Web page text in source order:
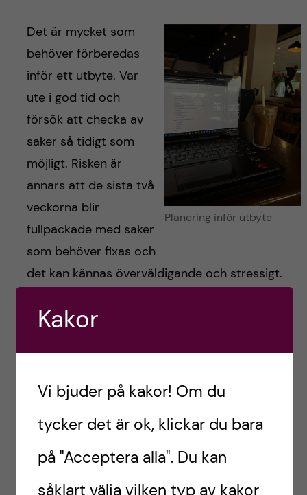
Planering inför utbyte
Det är mycket som
behöver förberedas
inför ett utbyte. Var
ute i god tid och
försök att checka av
saker så tidigt som
möjligt. Risken är
annars att de sista två
veckorna blir
fullpackade med saker
som behöver fixas och
det kan kännas överväldigande och stressigt.
inlämning för examensarbetet, så ni kan tänka
Listor
Om ni läst så här långt förstår ni att det är
skapa listor för allt – packlista, att göra-lista,
materiallista, vaccinations- och medicinlista.
Kakor
Vi bjuder på kakor! Om du
tycker det är ok, klickar du bara
på "Acceptera alla". Du kan
såklart välja vilken typ av kakor